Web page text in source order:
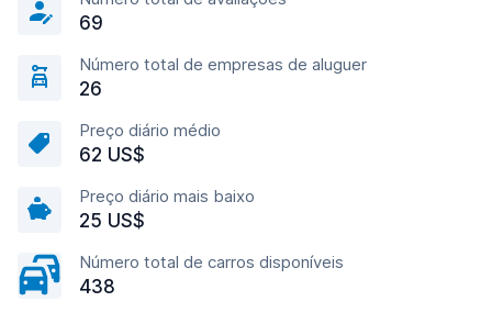
69
Número total de empresas de aluguer
26
Preço diário médio
62 US$
Preço diário mais baixo
25 US$
Número total de carros disponíveis
438